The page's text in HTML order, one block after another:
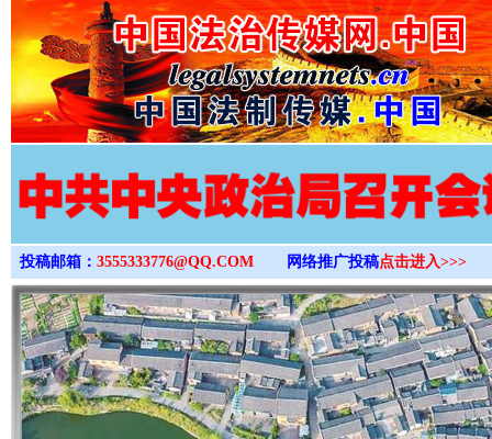
>
投稿邮箱： 3555333776@QQ.COM 网络推广投稿点击进入>>>